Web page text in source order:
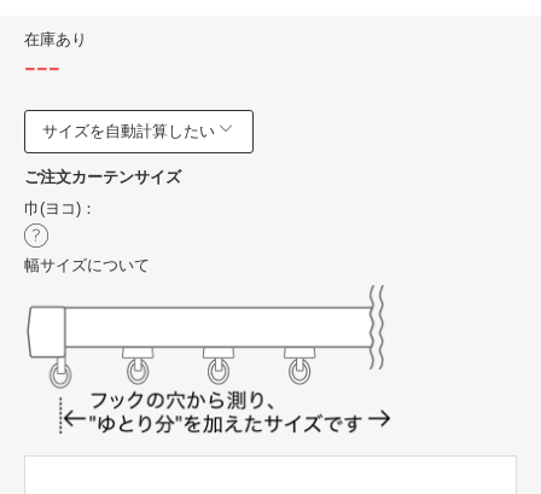
在庫あり
---
サイズを自動計算したい
ご注文カーテンサイズ
巾(ヨコ)：
幅サイズについて